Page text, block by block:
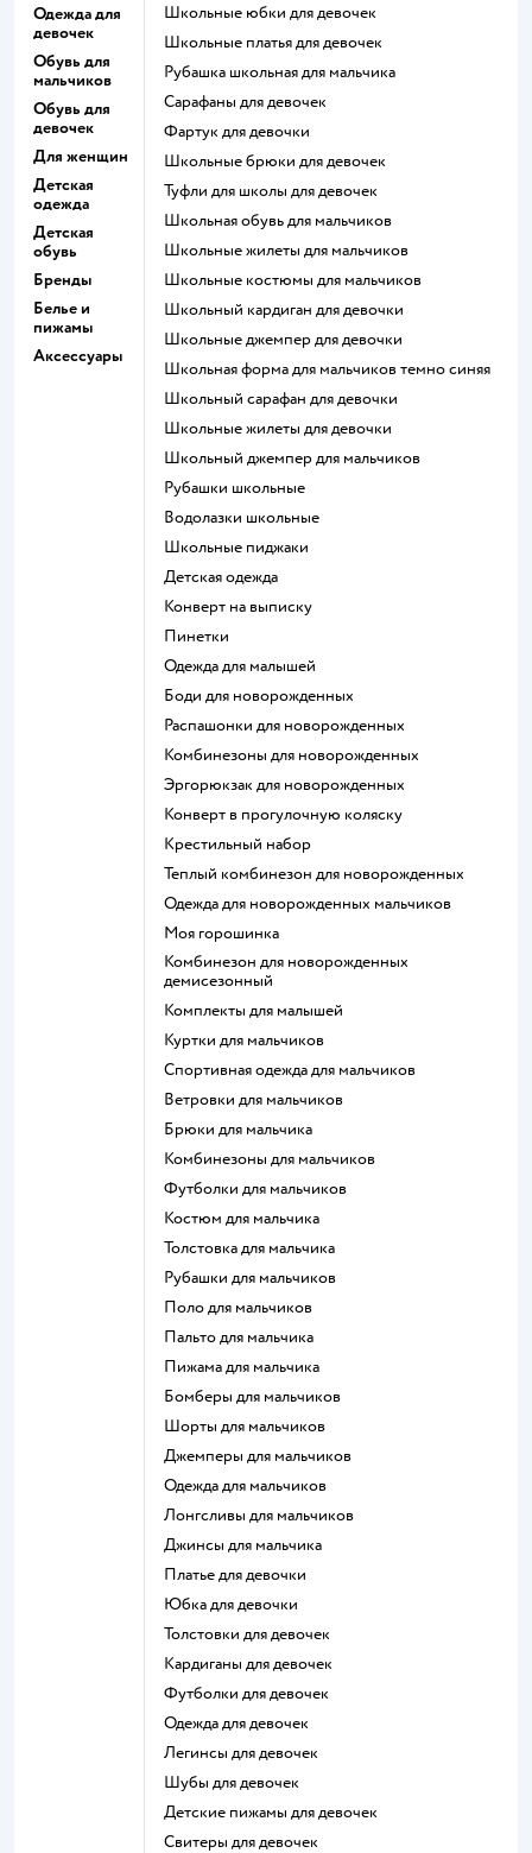
Одежда для
девочек
Обувь для
мальчиков
Обувь для
девочек
Для женщин
Детская
одежда
Детская
обувь
Бренды
Белье и
пижамы
Аксессуары
Школьные юбки для девочек
Школьные платья для девочек
Рубашка школьная для мальчика
Сарафаны для девочек
Фартук для девочки
Школьные брюки для девочек
Туфли для школы для девочек
Школьная обувь для мальчиков
Школьные жилеты для мальчиков
Школьные костюмы для мальчиков
Школьный кардиган для девочки
Школьные джемпер для девочки
Школьная форма для мальчиков темно синяя
Школьный сарафан для девочки
Школьные жилеты для девочки
Школьный джемпер для мальчиков
Рубашки школьные
Водолазки школьные
Школьные пиджаки
Детская одежда
Конверт на выписку
Пинетки
Одежда для малышей
Боди для новорожденных
Распашонки для новорожденных
Комбинезоны для новорожденных
Эргорюкзак для новорожденных
Конверт в прогулочную коляску
Крестильный набор
Теплый комбинезон для новорожденных
Одежда для новорожденных мальчиков
Моя горошинка
Комбинезон для новорожденных
демисезонный
Комплекты для малышей
Куртки для мальчиков
Спортивная одежда для мальчиков
Ветровки для мальчиков
Брюки для мальчика
Комбинезоны для мальчиков
Футболки для мальчиков
Костюм для мальчика
Толстовка для мальчика
Рубашки для мальчиков
Поло для мальчиков
Пальто для мальчика
Пижама для мальчика
Бомберы для мальчиков
Шорты для мальчиков
Джемперы для мальчиков
Одежда для мальчиков
Лонгсливы для мальчиков
Джинсы для мальчика
Платье для девочки
Юбка для девочки
Толстовки для девочек
Кардиганы для девочек
Футболки для девочек
Одежда для девочек
Легинсы для девочек
Шубы для девочек
Детские пижамы для девочек
Свитеры для девочек